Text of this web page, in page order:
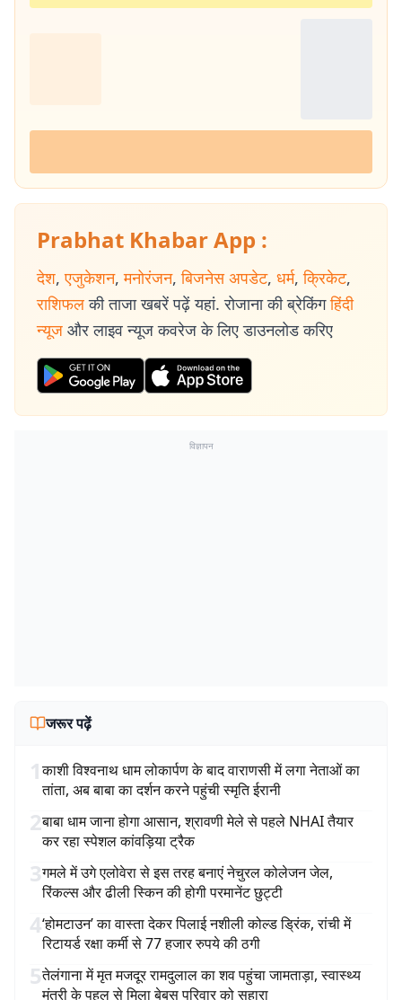
Prabhat Khabar App :
देश, एजुकेशन, मनोरंजन, बिजनेस अपडेट, धर्म, क्रिकेट,
राशिफल की ताजा खबरें पढ़ें यहां. रोजाना की ब्रेकिंग हिंदी
न्यूज और लाइव न्यूज कवरेज के लिए डाउनलोड करिए
विज्ञापन
जरूर पढ़ें
1काशी विश्वनाथ धाम लोकार्पण के बाद वाराणसी में लगा नेताओं का
तांता, अब बाबा का दर्शन करने पहुंची स्मृति ईरानी
2बाबा धाम जाना होगा आसान, श्रावणी मेले से पहले NHAI तैयार
कर रहा स्पेशल कांवड़िया ट्रैक
3गमले में उगे एलोवेरा से इस तरह बनाएं नेचुरल कोलेजन जेल,
रिंकल्स और ढीली स्किन की होगी परमानेंट छुट्टी
4‘होमटाउन’ का वास्ता देकर पिलाई नशीली कोल्ड ड्रिंक, रांची में
रिटायर्ड रक्षा कर्मी से 77 हजार रुपये की ठगी
5तेलंगाना में मृत मजदूर रामदुलाल का शव पहुंचा जामताड़ा, स्वास्थ्य
मंत्री के पहल से मिला बेबस परिवार को सहारा